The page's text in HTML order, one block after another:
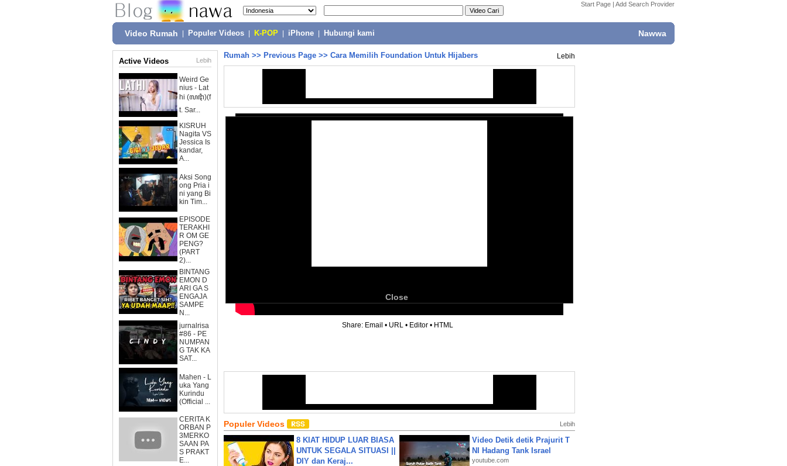
Start Page | Add Search Provider
Video Rumah Populer Videos K-POP iPhone Hubungi kami Nawwa
Active Videos Lebih
Weird Ge
nius - Lat
hi (ꦭꦛꦶ)(f
t. Sar...
KISRUH
Nagita VS
Jessica Is
kandar,
A...
Aksi Song
ong Pria i
ni yang Bi
kin Tim...
EPISODE
TERAKHI
R OM GE
PENG?
(PART
2)...
BINTANG
EMON D
ARI GA S
ENGAJA
SAMPE
N...
jurnalrisa
#86 - PE
NUMPAN
G TAK KA
SAT...
Mahen - L
uka Yang
Kurindu
(Official ...
CERITA K
ORBAN P
3MERKO
SAAN PA
S PRAKT
E...
Rumah >> Previous Page >> Cara Memilih Foundation Untuk Hijabers Lebih
Close
Share: Email • URL • Editor • HTML
Populer Videos Lebih
8 KIAT HIDUP LUAR BIASA
UNTUK SEGALA SITUASI ||
DIY dan Keraj...
Video Detik detik Prajurit T
NI Hadang Tank Israel
youtube.com